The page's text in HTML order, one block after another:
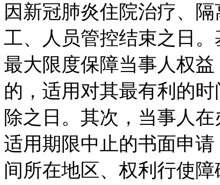
因新冠肺炎住院治疗、
工、人员管控结束之日
最大限度保障当事人权
的，适用对其最有利的
除之日。其次，当事人
适用期限中止的书面申
间所在地区、权利行使